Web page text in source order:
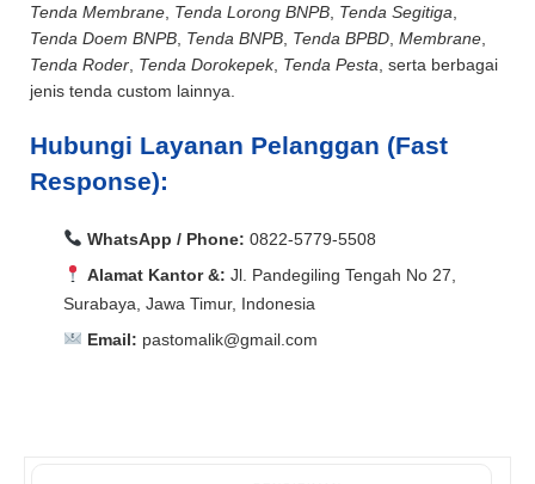
Tenda Membrane Tenda Lorong BNPB Tenda Segitiga
Tenda Doem BNPB Tenda BNPB Tenda BPBD Membrane
Tenda Roder Tenda Dorokepek, Tenda Pesta , serta berbagai
jenis tenda custom lainnya.
Hubungi Layanan Pelanggan (Fast
Response):
WhatsApp / Phone: 0822-5779-5508
Alamat Kantor &: Jl. Pandegiling Tengah No 27,
Surabaya, Jawa Timur, Indonesia
Email: pastomalik@gmail.com